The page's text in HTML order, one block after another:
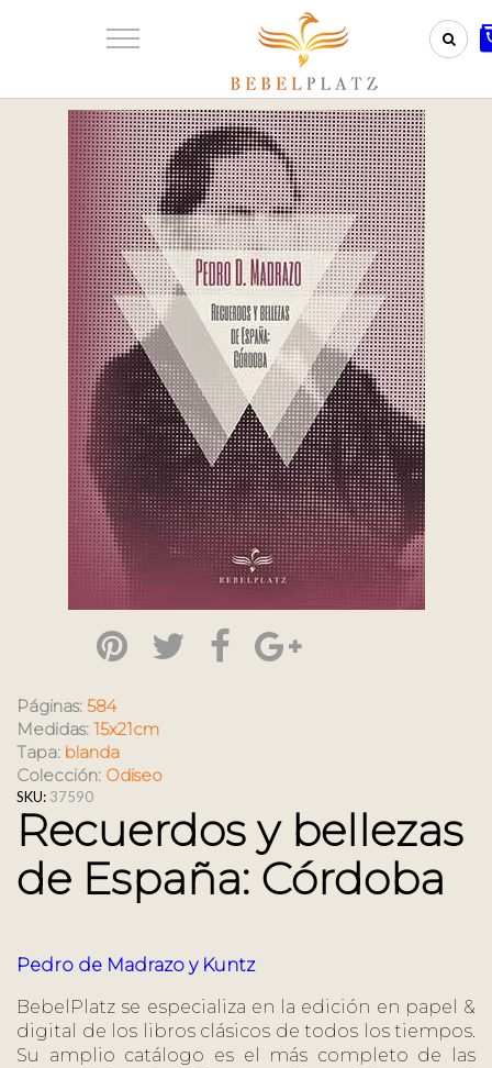
Páginas: 584
Medidas: 15x21cm
Tapa: blanda
Colección: Odiseo
SKU: 37590
Recuerdos y bellezas
de España: Córdoba
Pedro de Madrazo y Kuntz
BebelPlatz se especializa en la edición en papel &
digital de los libros clásicos de todos los tiempos.
Su amplio catálogo es el más completo de las